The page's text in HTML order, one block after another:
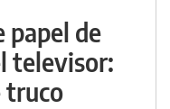
papel de
televisor:
truco